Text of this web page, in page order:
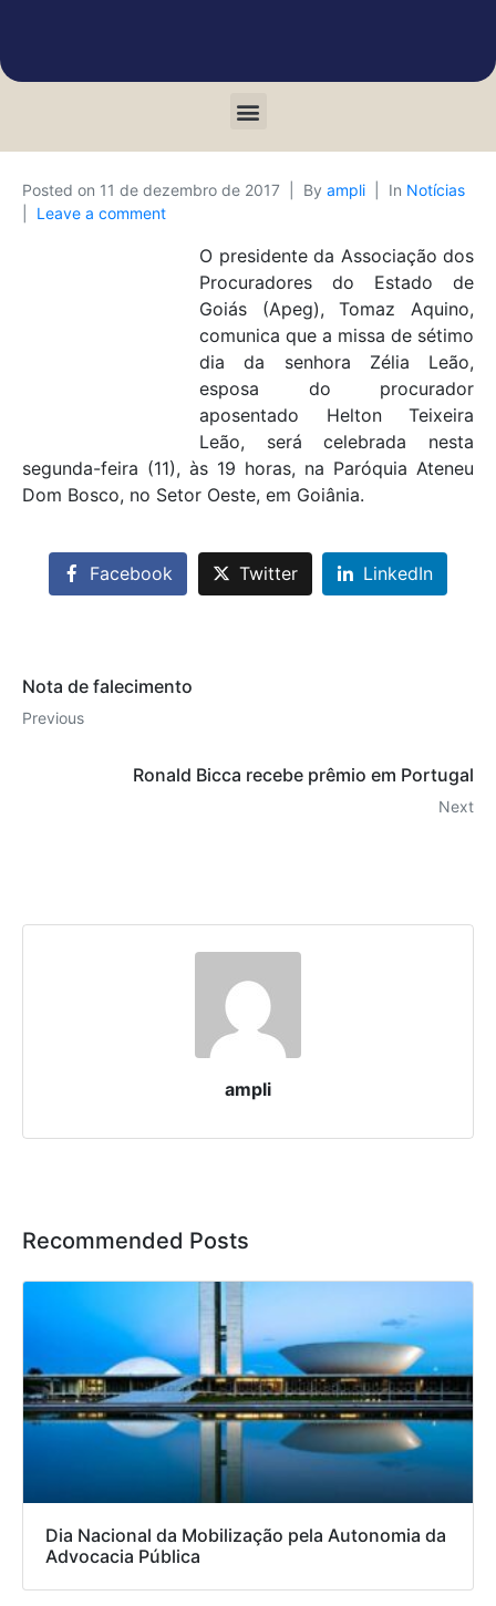
Posted on 11 de dezembro de 2017 By ampli In Notícias
Leave a comment
O presidente da Associação dos
Procuradores do Estado de
Goiás (Apeg), Tomaz Aquino,
comunica que a missa de sétimo
dia da senhora Zélia Leão,
esposa do procurador
aposentado Helton Teixeira
Leão, será celebrada nesta
segunda-feira (11), às 19 horas, na Paróquia Ateneu
Dom Bosco, no Setor Oeste, em Goiânia.
Facebook Twitter LinkedIn
Nota de falecimento
Previous
Ronald Bicca recebe prêmio em Portugal
Next
ampli
Recommended Posts
Dia Nacional da Mobilização pela Autonomia da
Advocacia Pública